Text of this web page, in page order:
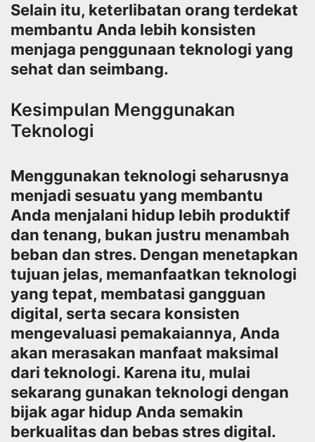
Selain itu, keterlibatan orang terdekat
membantu Anda lebih konsisten
menjaga penggunaan teknologi yang
sehat dan seimbang.
Kesimpulan Menggunakan
Teknologi
Menggunakan teknologi seharusnya
menjadi sesuatu yang membantu
Anda menjalani hidup lebih produktif
dan tenang, bukan justru menambah
beban dan stres. Dengan menetapkan
tujuan jelas, memanfaatkan teknologi
yang tepat, membatasi gangguan
digital, serta secara konsisten
mengevaluasi pemakaiannya, Anda
akan merasakan manfaat maksimal
dari teknologi. Karena itu, mulai
sekarang gunakan teknologi dengan
bijak agar hidup Anda semakin
berkualitas dan bebas stres digital.